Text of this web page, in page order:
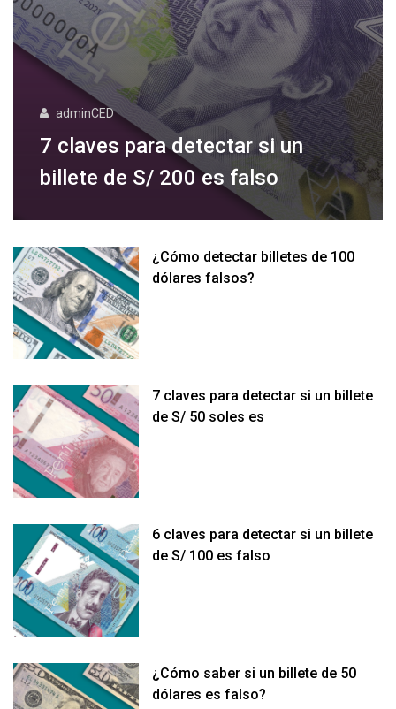
adminCED
7 claves para detectar si un
billete de S/ 200 es falso
¿Cómo detectar billetes de 100
dólares falsos?
7 claves para detectar si un billete
de S/ 50 soles es
6 claves para detectar si un billete
de S/ 100 es falso
¿Cómo saber si un billete de 50
dólares es falso?